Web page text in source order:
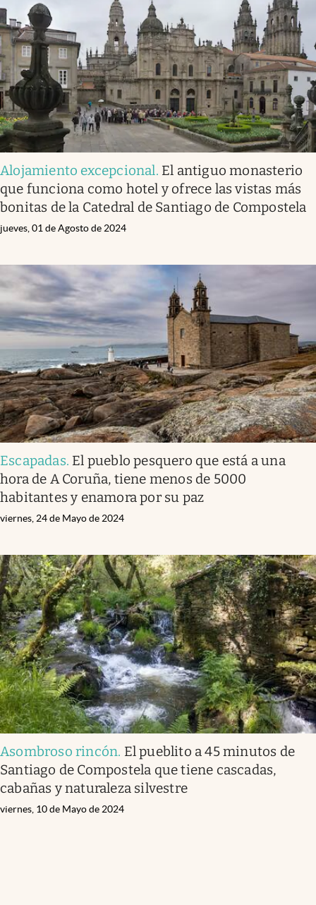
Alojamiento excepcional. El antiguo monasterio
que funciona como hotel y ofrece las vistas más
bonitas de la Catedral de Santiago de Compostela
jueves, 01 de Agosto de 2024
Escapadas. El pueblo pesquero que está a una
hora de A Coruña, tiene menos de 5000
habitantes y enamora por su paz
viernes, 24 de Mayo de 2024
Asombroso rincón. El pueblito a 45 minutos de
Santiago de Compostela que tiene cascadas,
cabañas y naturaleza silvestre
viernes, 10 de Mayo de 2024